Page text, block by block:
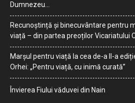
Dumnezeu…
Recunoștință și binecuvântare pentru
viață – din partea preoților Vicariatului
Marșul pentru viață la cea de-a II-a
Orhei: „Pentru viață, cu inimă curată”
Învierea Fiului văduvei din Nain